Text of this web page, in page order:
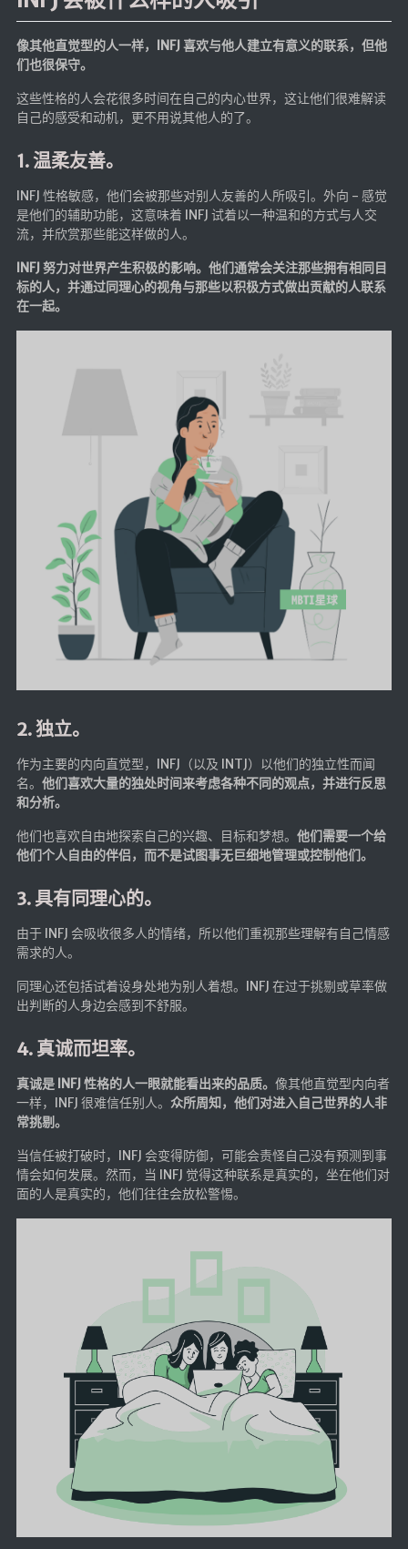
像其他直觉型的人一样，INFJ 喜欢与他人建立有意义的联系，但他
们也很保守。
这些性格的人会花很多时间在自己的内心世界，这让他们很难解读
自己的感受和动机，更不用说其他人的了。
1. 温柔友善。
INFJ 性格敏感，他们会被那些对别人友善的人所吸引。外向 - 感觉
是他们的辅助功能，这意味着 INFJ 试着以一种温和的方式与人交
流，并欣赏那些能这样做的人。
INFJ 努力对世界产生积极的影响。他们通常会关注那些拥有相同目
标的人，并通过同理心的视角与那些以积极方式做出贡献的人联系
在一起。
2. 独立。
作为主要的内向直觉型，INFJ（以及 INTJ）以他们的独立性而闻
名。 他们喜欢大量的独处时间来考虑各种不同的观点，并进行反思
和分析。
他们也喜欢自由地探索自己的兴趣、目标和梦想。 他们需要一个给
他们个人自由的伴侣，而不是试图事无巨细地管理或控制他们。
3. 具有同理心的。
由于 INFJ 会吸收很多人的情绪，所以他们重视那些理解有自己情感
需求的人。
同理心还包括试着设身处地为别人着想。INFJ 在过于挑剔或草率做
出判断的人身边会感到不舒服。
4. 真诚而坦率。
真诚是 INFJ 性格的人一眼就能看出来的品质。 像其他直觉型内向者
一样，INFJ 很难信任别人。 众所周知，他们对进入自己世界的人非
常挑剔。
当信任被打破时，INFJ 会变得防御，可能会责怪自己没有预测到事
情会如何发展。然而，当 INFJ 觉得这种联系是真实的，坐在他们对
面的人是真实的，他们往往会放松警惕。